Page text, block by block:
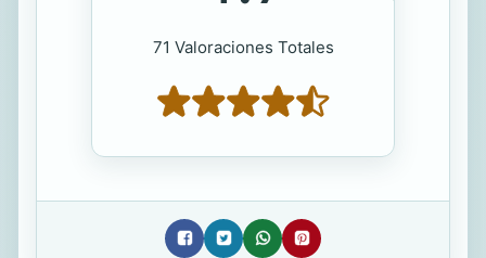
71 Valoraciones Totales